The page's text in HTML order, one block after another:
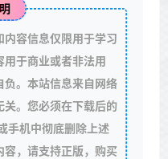
容信息仅限用于学习
于商业或者非法用
。本站信息来自网络
。您必须在下载后的
手机中彻底删除上述
，请支持正版，购买